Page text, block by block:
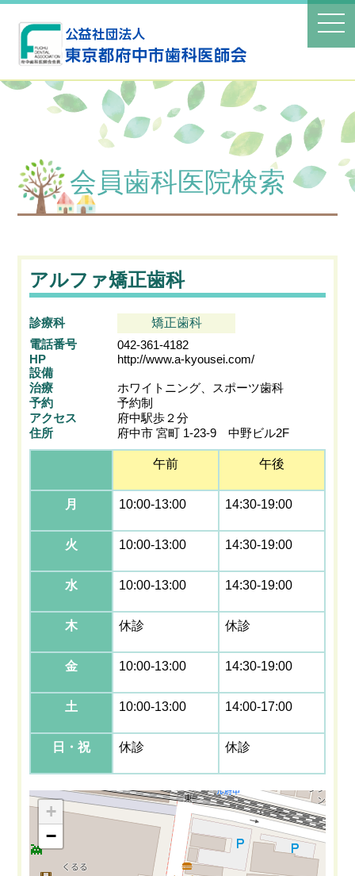
会員歯科医院検索
アルファ矯正歯科
診療科
矯正歯科
電話番号
042-361-4182
HP
http://www.a-kyousei.com/
設備
治療
ホワイトニング、スポーツ歯科
予約
予約制
アクセス
府中駅歩２分
住所
府中市 宮町 1-23-9 中野ビル2F
月
火
水
木
金
土
日・祝
午前
10:00-13:00
10:00-13:00
10:00-13:00
休診
10:00-13:00
10:00-13:00
休診
午後
14:30-19:00
14:30-19:00
14:30-19:00
休診
14:30-19:00
14:00-17:00
休診
+
−